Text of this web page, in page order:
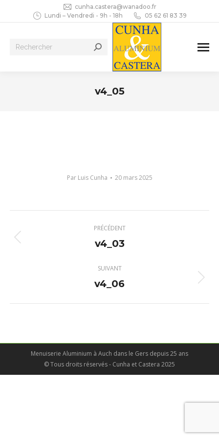
cunha.castera@wanadoo.fr
Lundi – Vendredi - 9h - 18h
05 62 61 83 39
Recherche
v4_05
Par Luis Cunha 20 mars 2025
album
PRÉCÉDENT
Album
:
v4_03
SUIVANT
Album
v4_06
Menuiserie Aluminium à Auch dans le Gers depuis 25 ans
© Tous droits réservés - Cunha et Castera 2025